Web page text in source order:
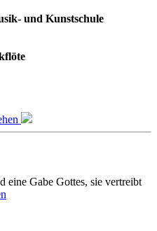
und Kunstschule
eine Gabe Gottes, sie vertreibt